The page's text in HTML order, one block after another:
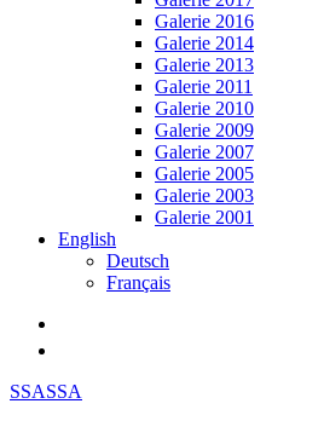
Galerie 2016
Galerie 2014
Galerie 2013
Galerie 2011
Galerie 2010
Galerie 2009
Galerie 2007
Galerie 2005
Galerie 2003
Galerie 2001
English
Deutsch
Français
SSASSA